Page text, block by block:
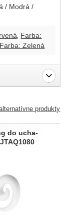
/ Modrá /
Farba:
Farba: Zelená
produkty
do ucha-